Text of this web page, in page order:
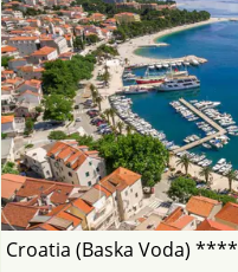
Croatia (Baska Voda) ****